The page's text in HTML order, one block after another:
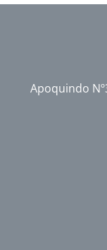
Apoquindo